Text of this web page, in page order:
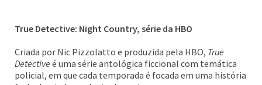
True Detective: Night Country, série da HBO
Criada por Nic Pizzolatto e produzida pela HBO, True
Detective é uma série antológica ficcional com temática
policial, em que cada temporada é focada em uma história